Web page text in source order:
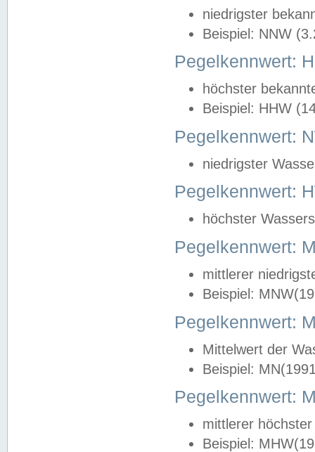
niedrigster
Beispiel: NNW
Pegelkennwert:
höchster
Beispiel: HHW
Pegelkennwert:
niedrigster
Pegelkennwert:
höchster
Pegelkennwert:
mittlerer
Beispiel:
Pegelkennwert:
Mittelwert der
Beispiel:
Pegelkennwert:
mittlerer
Beispiel: